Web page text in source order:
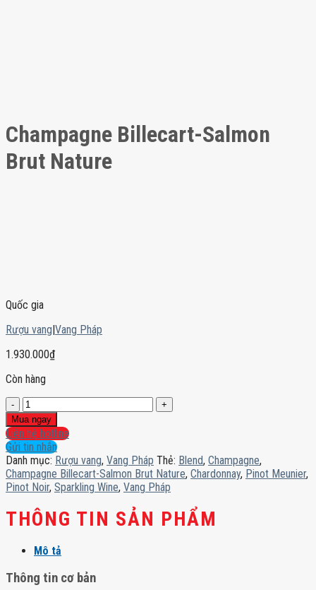
Champagne Billecart-Salmon
Brut Nature
Quốc gia
Rượu vang|Vang Pháp
1.930.000₫
Còn hàng
Champagne
Billecart-
Salmon
Brut
Nature
số
lượng
Mua ngay
Liên hệ hotline
Gửi tin nhắn
Danh mục: Rượu vang, Vang Pháp Thẻ: Blend, Champagne,
Champagne Billecart-Salmon Brut Nature, Chardonnay, Pinot Meunier,
Pinot Noir, Sparkling Wine, Vang Pháp
THÔNG TIN SẢN PHẨM
Mô tả
Thông tin cơ bản